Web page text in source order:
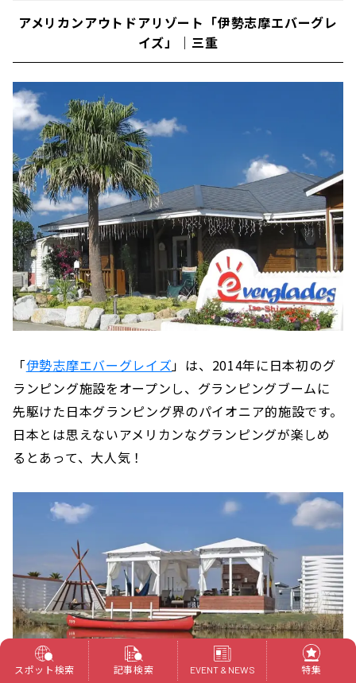
アメリカンアウトドアリゾート「伊勢志摩エバーグレ
イズ」｜三重
「伊勢志摩エバーグレイズ 」は、2014年に日本初のグ
ランピング施設をオープンし、グランピングブームに
先駆けた日本グランピング界のパイオニア的施設です。
日本とは思えないアメリカンなグランピングが楽しめ
るとあって、大人気！
スポット検索 記事検索 EVENT & NEWS 特集